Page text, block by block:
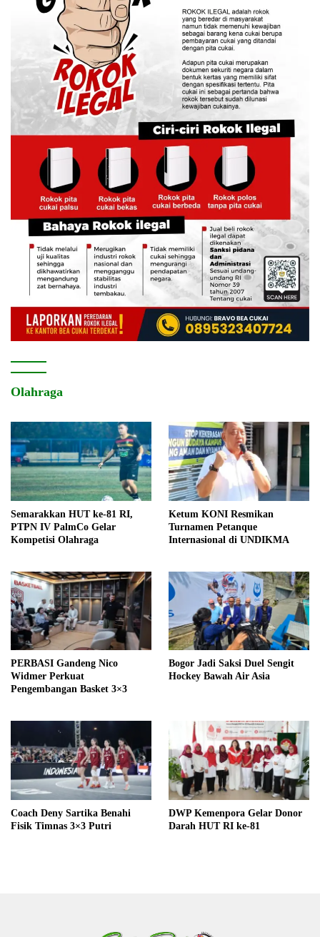
Olahraga
Semarakkan HUT ke-81 RI,
PTPN IV PalmCo Gelar
Kompetisi Olahraga
Ketum KONI Resmikan
Turnamen Petanque
Internasional di UNDIKMA
PERBASI Gandeng Nico
Widmer Perkuat
Pengembangan Basket 3×3
Bogor Jadi Saksi Duel Sengit
Hockey Bawah Air Asia
Coach Deny Sartika Benahi
Fisik Timnas 3×3 Putri
DWP Kemenpora Gelar Donor
Darah HUT RI ke-81